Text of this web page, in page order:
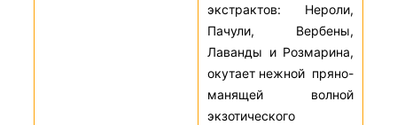
экстрактов: Нероли,
Пачули, Вербены,
Лаванды и Розмарина,
окутает нежной пряно-
манящей волной
экзотического